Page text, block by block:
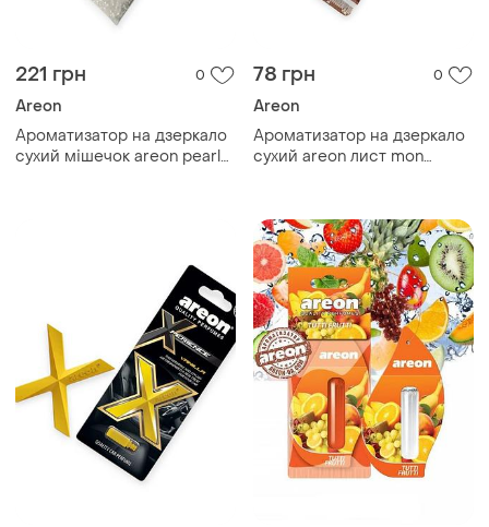
221 грн 0
Areon
Ароматизатор на дзеркало
сухий мішечок areon pearls
78 грн 0
Areon
Ароматизатор на дзеркало
сухий areon лист mon